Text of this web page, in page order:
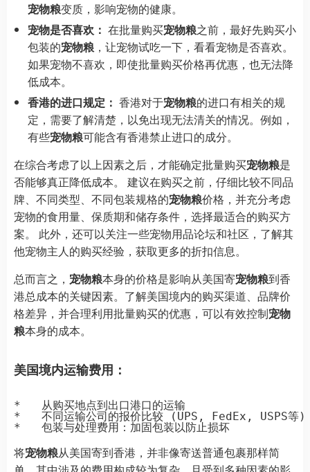
宠物粮变质，影响宠物的健康。
宠物是否喜欢： 在批量购买宠物粮之前，最好先购买小
包装的宠物粮 ，让宠物试吃一下，看看宠物是否喜欢。
如果宠物不喜欢，即使批量购买价格再优惠，也无法降
低成本。
香港的进口规定： 香港对于宠物粮的进口有相关的规
定，需要了解清楚，以免出现无法清关的情况。例如，
有些宠物粮可能含有香港禁止进口的成分。
在综合考虑了以上因素之后，才能确定批量购买宠物粮是
否能够真正降低成本。 建议在购买之前，仔细比较不同品
牌、不同类型、不同包装规格的宠物粮价格，并充分考虑
宠物的食用量、保质期和储存条件，选择最适合的购买方
案。 此外，还可以关注一些宠物用品论坛和社区，了解其
他宠物主人的购买经验，获取更多的折扣信息。
总而言之， 宠物粮本身的价格是影响从美国寄宠物粮到香
港总成本的关键因素。了解美国境内的购买渠道、品牌价
格差异，并合理利用批量购买的优惠，可以有效控制宠物
粮本身的成本。
美国境内运输费用：
*   从购买地点到出口港口的运输
*   不同运输公司的报价比较 (UPS, FedEx, USPS等)
将宠物粮从美国寄到香港，并非像寄送普通包裹那样简